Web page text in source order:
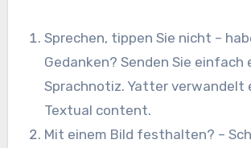
Sprechen, tippen Sie nicht –
Gedanken? Senden Sie einfach
Sprachnotiz. Yatter verwandelt
Textual content.
Mit einem Bild festhalten? –